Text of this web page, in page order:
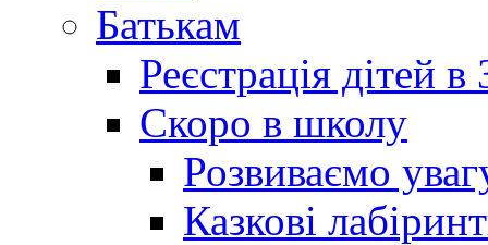
Батькам
Реєстрація дітей
Скоро в школу
Розвиваємо
Казкові